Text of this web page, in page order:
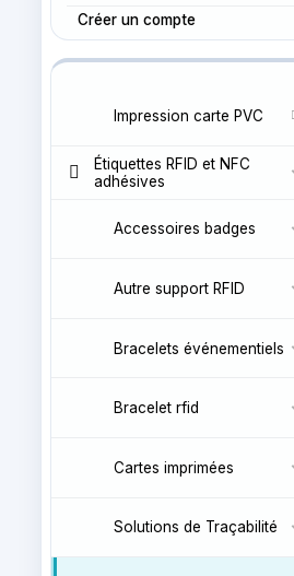
Créer un compte
Impression carte PVC
Étiquettes RFID et NFC
adhésives
Accessoires badges
Autre support RFID
Bracelets événementiels
Bracelet rfid
Cartes imprimées
Solutions de Traçabilité